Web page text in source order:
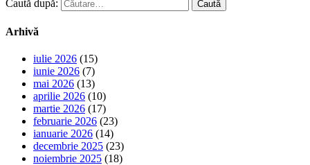
Caută după:
Arhivă
iulie 2026 (15)
iunie 2026 (7)
mai 2026 (13)
aprilie 2026 (10)
martie 2026 (17)
februarie 2026 (23)
ianuarie 2026 (14)
decembrie 2025 (23)
noiembrie 2025 (18)